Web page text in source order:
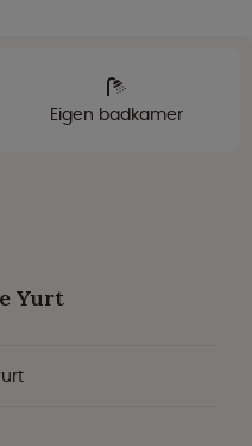
Eigen badkamer
Yurt